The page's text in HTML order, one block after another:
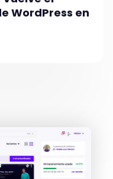
WordPress en